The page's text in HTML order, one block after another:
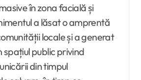
în zona facială și
a lăsat o amprentă
locale și a generat
spațiul public privind
din timpul